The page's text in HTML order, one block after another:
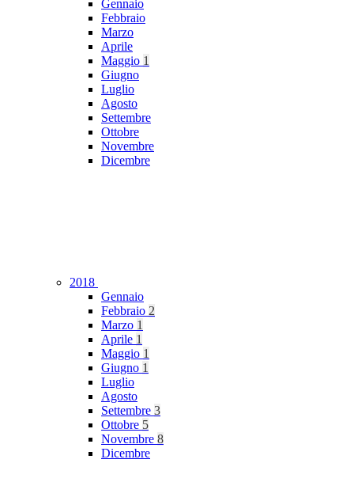
Gennaio
Febbraio
Marzo
Aprile
Maggio 1
Giugno
Luglio
Agosto
Settembre
Ottobre
Novembre
Dicembre
2018
Gennaio
Febbraio 2
Marzo 1
Aprile 1
Maggio 1
Giugno 1
Luglio
Agosto
Settembre 3
Ottobre 5
Novembre 8
Dicembre